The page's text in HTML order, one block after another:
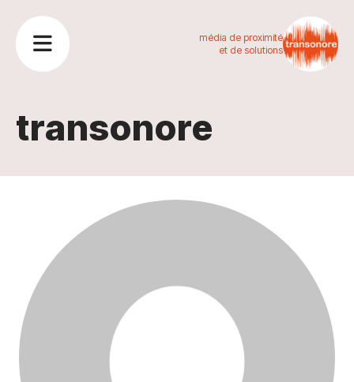
média de proximité
et de solutions
transonore